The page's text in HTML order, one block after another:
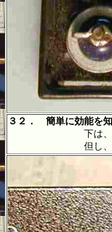
３２． 簡単に効能を
下は、「３Pイ
但し、交換する